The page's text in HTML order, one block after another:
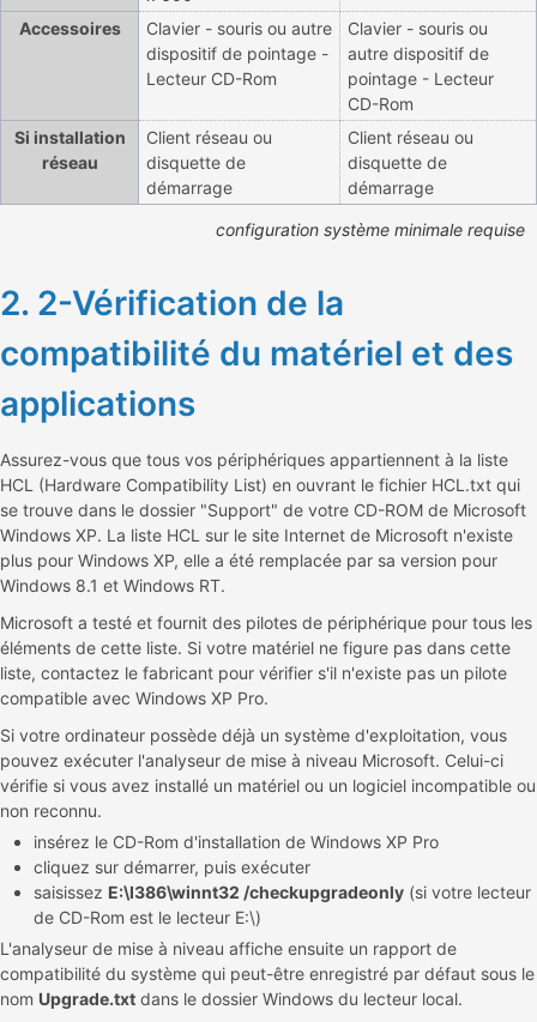
configuration système minimale requise
Accessoires
Clavier - souris ou autre
dispositif de pointage -
Lecteur CD-Rom
Clavier - souris ou
autre dispositif de
pointage - Lecteur
CD-Rom
Si installation
réseau
Client réseau ou
disquette de
démarrage
Client réseau ou
disquette de
démarrage
2. 2-Vérification de la
compatibilité du matériel et des
applications
Assurez-vous que tous vos périphériques appartiennent à la liste
HCL (Hardware Compatibility List) en ouvrant le fichier HCL.txt qui
se trouve dans le dossier "Support" de votre CD-ROM de Microsoft
Windows XP. La liste HCL sur le site Internet de Microsoft n'existe
plus pour Windows XP, elle a été remplacée par sa version pour
Windows 8.1 et Windows RT.
Microsoft a testé et fournit des pilotes de périphérique pour tous les
éléments de cette liste. Si votre matériel ne figure pas dans cette
liste, contactez le fabricant pour vérifier s'il n'existe pas un pilote
compatible avec Windows XP Pro.
Si votre ordinateur possède déjà un système d'exploitation, vous
pouvez exécuter l'analyseur de mise à niveau Microsoft. Celui-ci
vérifie si vous avez installé un matériel ou un logiciel incompatible ou
non reconnu.
insérez le CD-Rom d'installation de Windows XP Pro
cliquez sur démarrer, puis exécuter
saisissez E:\I386\winnt32 /checkupgradeonly (si votre lecteur
de CD-Rom est le lecteur E:\)
L'analyseur de mise à niveau affiche ensuite un rapport de
compatibilité du système qui peut-être enregistré par défaut sous le
nom Upgrade.txt dans le dossier Windows du lecteur local.